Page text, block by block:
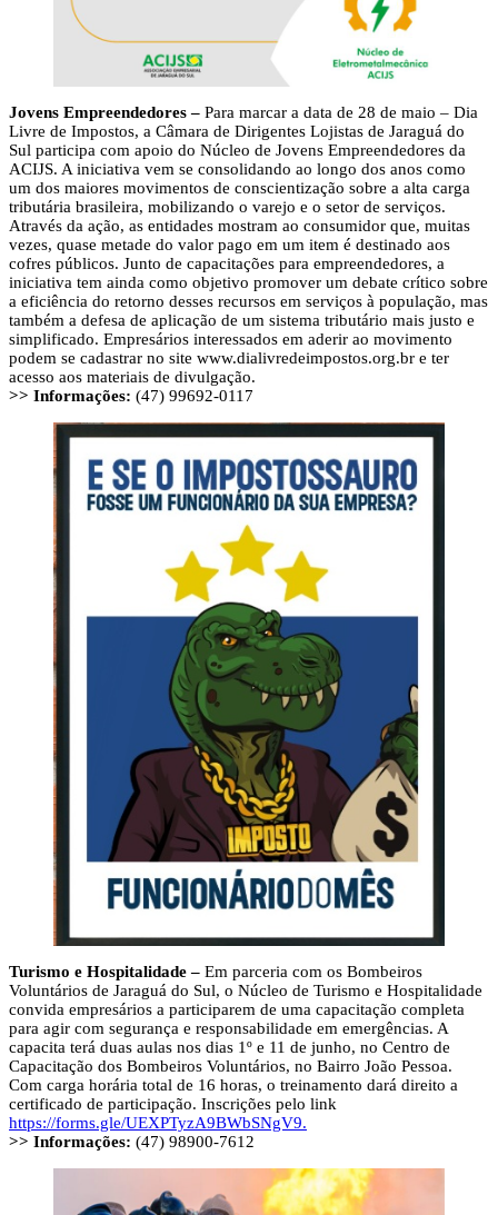
Jovens Empreendedores – Para marcar a data de 28 de maio – Dia
Livre de Impostos, a Câmara de Dirigentes Lojistas de Jaraguá do
Sul participa com apoio do Núcleo de Jovens Empreendedores da
ACIJS. A iniciativa vem se consolidando ao longo dos anos como
um dos maiores movimentos de conscientização sobre a alta carga
tributária brasileira, mobilizando o varejo e o setor de serviços.
Através da ação, as entidades mostram ao consumidor que, muitas
vezes, quase metade do valor pago em um item é destinado aos
cofres públicos. Junto de capacitações para empreendedores, a
iniciativa tem ainda como objetivo promover um debate crítico sobre
a eficiência do retorno desses recursos em serviços à população, mas
também a defesa de aplicação de um sistema tributário mais justo e
simplificado. Empresários interessados em aderir ao movimento
podem se cadastrar no site www.dialivredeimpostos.org.br e ter
acesso aos materiais de divulgação.
>> Informações: (47) 99692-0117
Turismo e Hospitalidade – Em parceria com os Bombeiros
Voluntários de Jaraguá do Sul, o Núcleo de Turismo e Hospitalidade
convida empresários a participarem de uma capacitação completa
para agir com segurança e responsabilidade em emergências. A
capacita terá duas aulas nos dias 1º e 11 de junho, no Centro de
Capacitação dos Bombeiros Voluntários, no Bairro João Pessoa.
Com carga horária total de 16 horas, o treinamento dará direito a
certificado de participação. Inscrições pelo link
https://forms.gle/UEXPTyzA9BWbSNgV9.
>> Informações: (47) 98900-7612